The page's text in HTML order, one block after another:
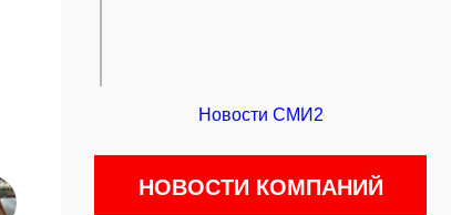
Новости СМИ2
НОВОСТИ КОМПАНИЙ